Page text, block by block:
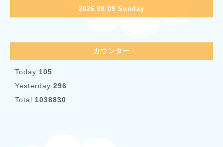
2026.08.09 Sunday
カウンター
Today 105
Yesterday 296
Total 1038830